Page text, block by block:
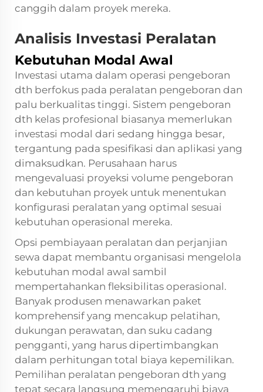
canggih dalam proyek mereka.
Analisis Investasi Peralatan
Kebutuhan Modal Awal
Investasi utama dalam operasi pengeboran
dth berfokus pada peralatan pengeboran dan
palu berkualitas tinggi. Sistem pengeboran
dth kelas profesional biasanya memerlukan
investasi modal dari sedang hingga besar,
tergantung pada spesifikasi dan aplikasi yang
dimaksudkan. Perusahaan harus
mengevaluasi proyeksi volume pengeboran
dan kebutuhan proyek untuk menentukan
konfigurasi peralatan yang optimal sesuai
kebutuhan operasional mereka.
Opsi pembiayaan peralatan dan perjanjian
sewa dapat membantu organisasi mengelola
kebutuhan modal awal sambil
mempertahankan fleksibilitas operasional.
Banyak produsen menawarkan paket
komprehensif yang mencakup pelatihan,
dukungan perawatan, dan suku cadang
pengganti, yang harus dipertimbangkan
dalam perhitungan total biaya kepemilikan.
Pemilihan peralatan pengeboran dth yang
tepat secara langsung memengaruhi biaya